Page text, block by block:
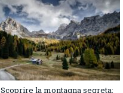
Scoprire la montagna segreta: